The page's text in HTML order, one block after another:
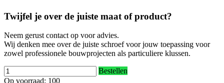
Twijfel je over de juiste maat of product?
Neem gerust contact op voor advies.
Wij denken mee over de juiste schroef voor jouw toepassing voor
zowel professionele bouwprojecten als particuliere klussen.
Bestellen
Op voorraad: 100